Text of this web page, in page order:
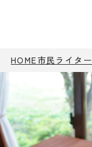
HOME市民ライタ